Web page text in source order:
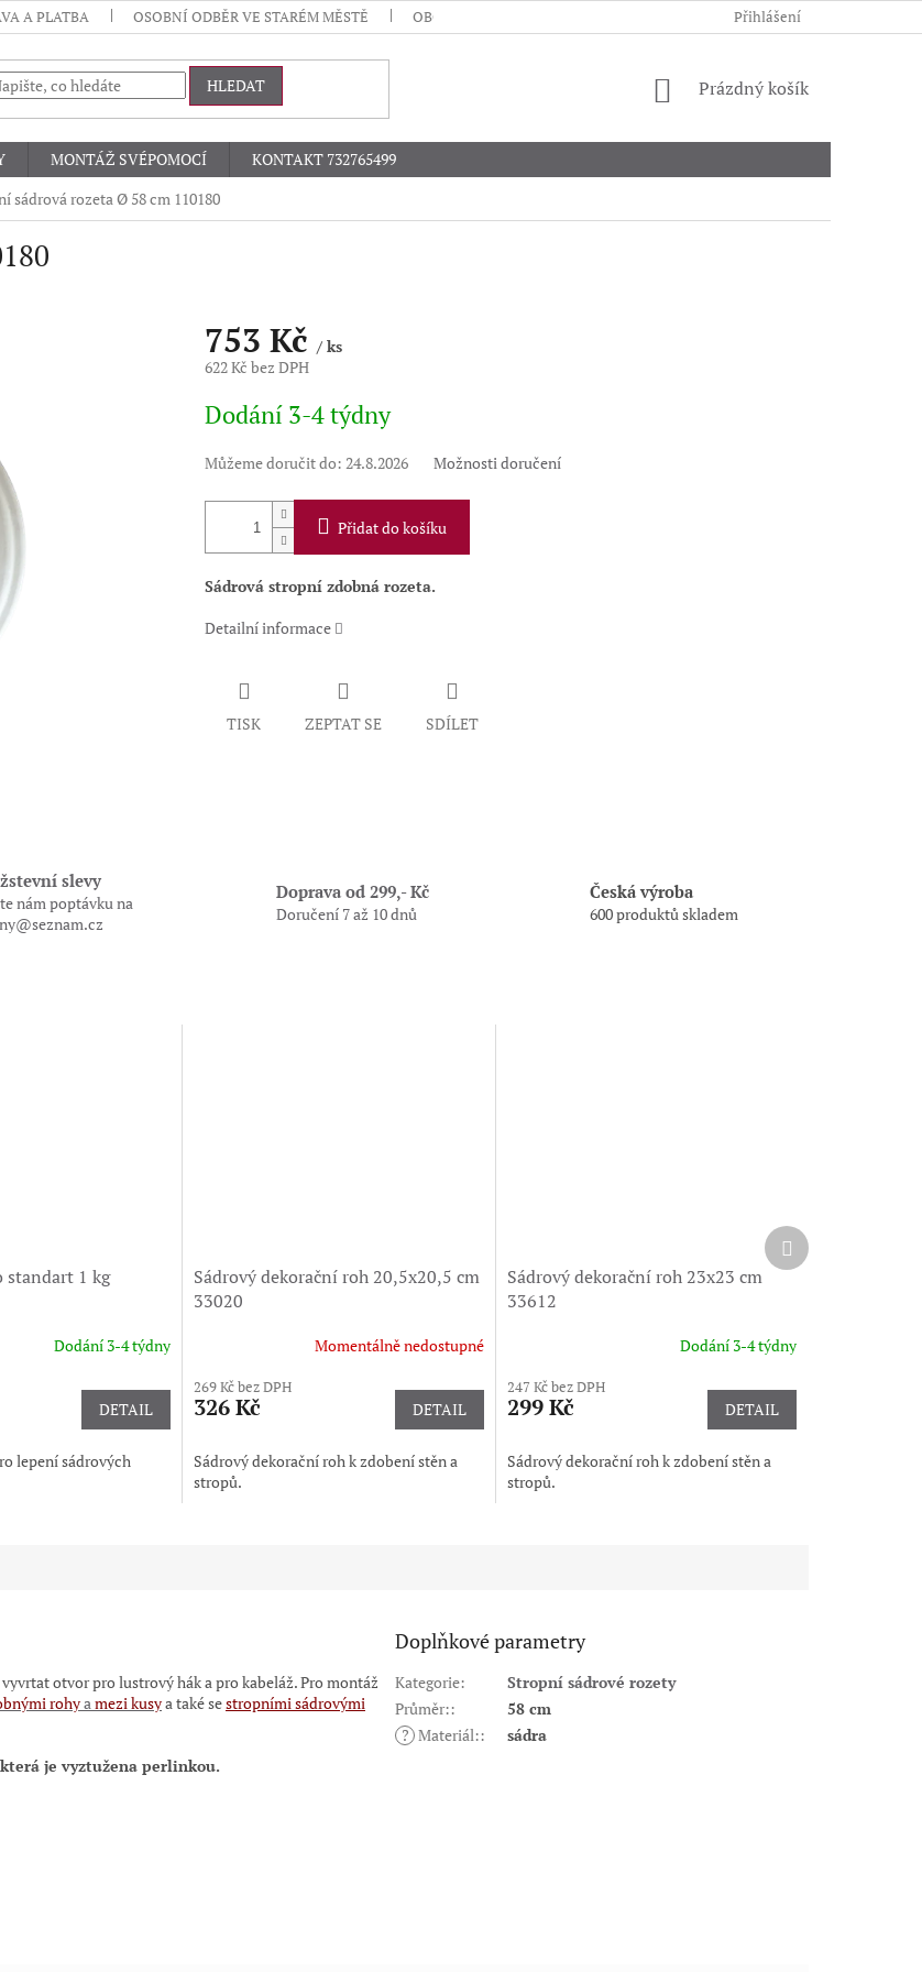
A PLATBA OSOBNÍ ODBĚR VE STARÉM MĚSTĚ OBCHODNÍ PODMÍNKY PODMÍNKY OCHRANY OSOBNÍCH ÚDAJŮ
Přihlášení
HLEDAT
NÁKUPNÍ
Prázdný košík
MONTÁŽ SVÉPOMOCÍ
KONTAKT 732765499
sádrová rozeta Ø 58 cm 110180
753 Kč/ ks
622 Kč bez DPH
cena:
Dodání 3-4 týdny
Můžeme doručit do: 24.8.2026 Možnosti doručení
Přidat do košíku
Sádrová stropní zdobná rozeta.
Detailní informace
TISK ZEPTAT SE SDÍLET
slevy
nám poptávku na
Doprava od 299,- Kč
Doručení 7 až 10 dnů
Česká výroba
600 produktů skladem
standart 1 kg
Dodání 3-4 týdny
DETAIL
lepení sádrových
Sádrový dekorační roh 20,5x20,5 cm
33020
Momentálně nedostupné
269 Kč bez DPH
326 Kč DETAIL
Sádrový dekorační roh k zdobení stěn a
stropů.
Sádrový dekorační roh 23x23 cm
33612
Dodání 3-4 týdny
247 Kč bez DPH
299 Kč DETAIL
Sádrový dekorační roh k zdobení stěn a
stropů.
Další
produkt
otvor pro lustrový hák a pro kabeláž. Pro montáž
rohyamezi kusya také sestropními sádrovými
je vyztužena perlinkou.
Doplňkové parametry
Kategorie:
Stropní sádrové rozety
Průměr::
58 cm
? Materiál:: sádra